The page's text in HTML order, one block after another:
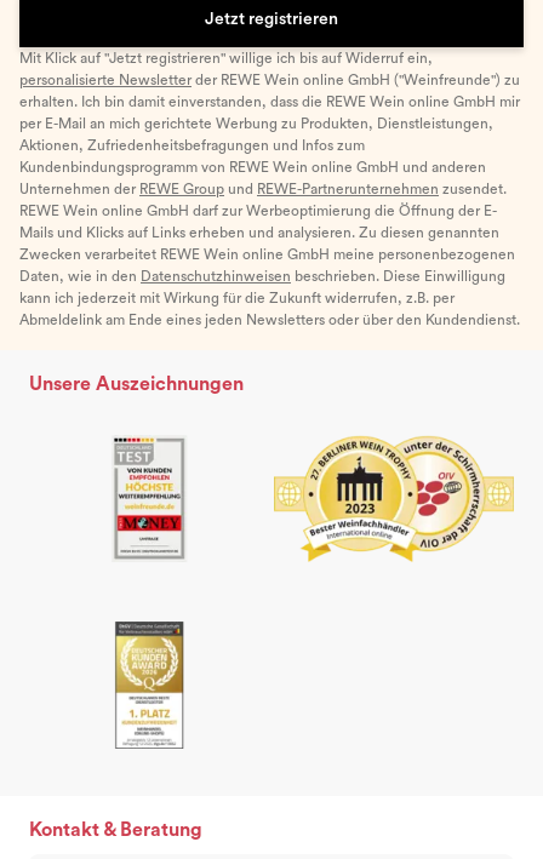
Jetzt registrieren
Mit Klick auf "Jetzt registrieren" willige ich bis auf Widerruf ein,
personalisierte Newsletter der REWE Wein online GmbH ("Weinfreunde") zu
erhalten. Ich bin damit einverstanden, dass die REWE Wein online GmbH mir
per E-Mail an mich gerichtete Werbung zu Produkten, Dienstleistungen,
Aktionen, Zufriedenheitsbefragungen und Infos zum
Kundenbindungsprogramm von REWE Wein online GmbH und anderen
Unternehmen der REWE Group und REWE-Partnerunternehmen zusendet.
REWE Wein online GmbH darf zur Werbeoptimierung die Öffnung der E-
Mails und Klicks auf Links erheben und analysieren. Zu diesen genannten
Zwecken verarbeitet REWE Wein online GmbH meine personenbezogenen
Daten, wie in den Datenschutzhinweisen beschrieben. Diese Einwilligung
kann ich jederzeit mit Wirkung für die Zukunft widerrufen, z.B. per
Abmeldelink am Ende eines jeden Newsletters oder über den Kundendienst.
Unsere Auszeichnungen
Kontakt & Beratung